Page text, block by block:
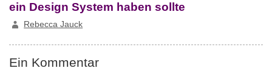
ein Design System haben sollte
Rebecca Jauck
Ein Kommentar